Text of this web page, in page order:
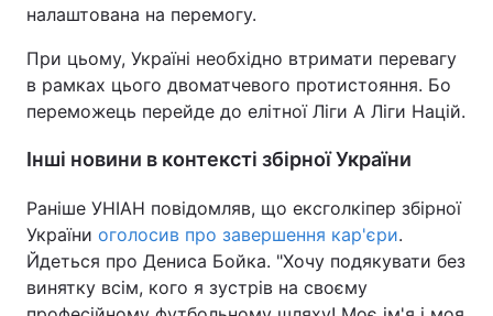
налаштована на перемогу.
При цьому, Україні необхідно втримати перевагу
в рамках цього двоматчевого протистояння. Бо
переможець перейде до елітної Ліги А Ліги Націй.
Інші новини в контексті збірної України
Раніше УНІАН повідомляв, що ексголкіпер збірної
України оголосив про завершення кар'єри.
Йдеться про Дениса Бойка. "Хочу подякувати без
винятку всім, кого я зустрів на своєму